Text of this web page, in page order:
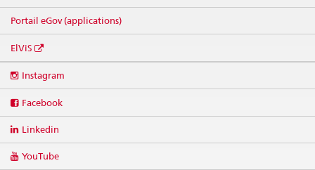
Portail eGov (applications)
ElViS
media
Instagram
Facebook
Linkedin
YouTube